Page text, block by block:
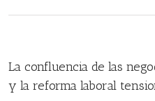
La confluencia de las
y la reforma laboral